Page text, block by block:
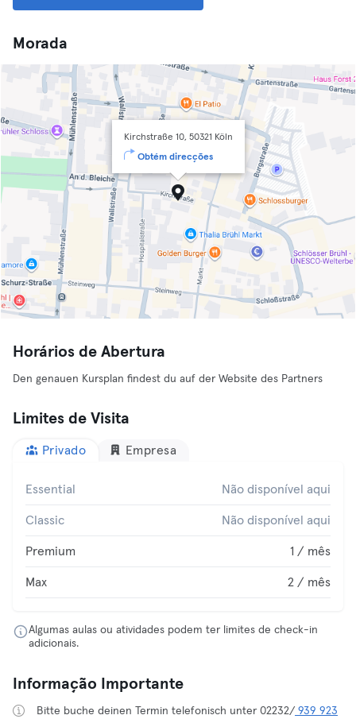
Morada
Kirchstraße 10, 50321 Köln
Obtém direcções
Horários de Abertura
Den genauen Kursplan findest du auf der Website des Partners
Limites de Visita
Privado Empresa
Essential Não disponível aqui
Classic Não disponível aqui
Premium 1 / mês
Max 2 / mês
Algumas aulas ou atividades podem ter limites de check-in
adicionais.
Informação Importante
Bitte buche deinen Termin telefonisch unter 02232/ 939 923